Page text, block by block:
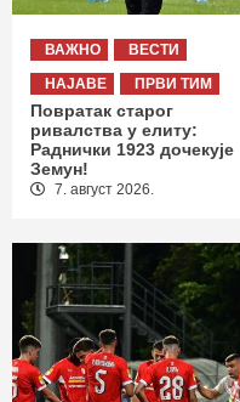
ВАЖНО
ВЕСТИ
НАЈАВЕ
ПРВИ ТИМ
Повратак старог
ривалства у елиту:
Раднички 1923 дочекује
Земун!
7. август 2026.